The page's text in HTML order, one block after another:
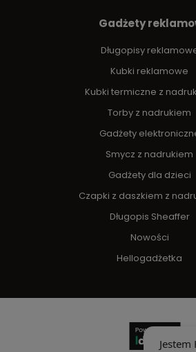
Gadżety
Długopisy
Kubki reklamowe
Kubki termiczne z
Torby z nadrukiem
Gadżety
Smycz z nadrukiem
Gadżety dla dzieci
Czapki z daszkiem z
Długopis Sheaffer
Nowości
Hellogadżetka